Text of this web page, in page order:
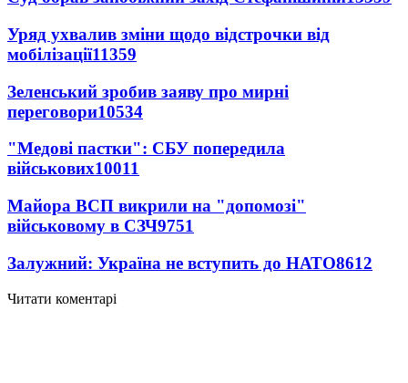
Уряд ухвалив зміни щодо відстрочки від
мобілізації11359
Зеленський зробив заяву про мирні
переговори10534
"Медові пастки": СБУ попередила
військових10011
Майора ВСП викрили на "допомозі"
військовому в СЗЧ9751
Залужний: Україна не вступить до НАТО8612
Читати коментарі